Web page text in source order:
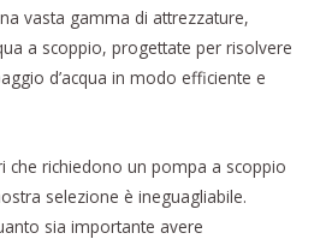
vasta gamma di attrezzature,
a scoppio, progettate per risolvere
d’acqua in modo efficiente e
che richiedono un pompa a scoppio
selezione è ineguagliabile.
sia importante avere